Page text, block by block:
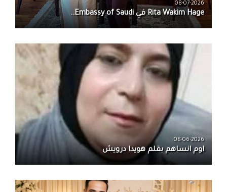
08-07-2026
08-06-2026
اوم انساهم بقلم هويدا درويش